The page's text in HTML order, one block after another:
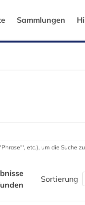
Sammlungen
etc.), um die Suche
Sortierung